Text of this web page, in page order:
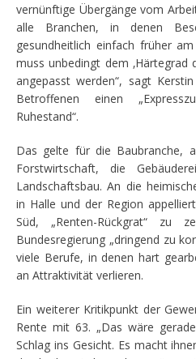
vernünftige Übergänge vom
alle Branchen, in denen
gesundheitlich einfach früher
muss unbedingt dem ‚Härtegrad
angepasst werden“, sagt
Betroffenen einen
Ruhestand“.
Das gelte für die Baubranche,
Forstwirtschaft, die
Landschaftsbau. An die
in Halle und der Region
Süd, „Renten-Rückgrat“ zu
Bundesregierung „dringend zu
viele Berufe, in denen hart
an Attraktivität verlieren.
Ein weiterer Kritikpunkt der
Rente mit 63. „Das wäre
Schlag ins Gesicht. Es macht